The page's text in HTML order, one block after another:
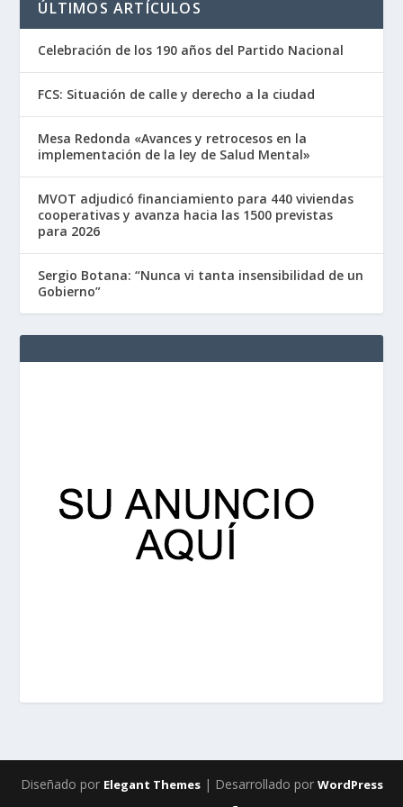
ÚLTIMOS ARTÍCULOS
Celebración de los 190 años del Partido Nacional
FCS: Situación de calle y derecho a la ciudad
Mesa Redonda «Avances y retrocesos en la
implementación de la ley de Salud Mental»
MVOT adjudicó financiamiento para 440 viviendas
cooperativas y avanza hacia las 1500 previstas
para 2026
Sergio Botana: “Nunca vi tanta insensibilidad de un
Gobierno”
Diseñado por Elegant Themes| Desarrollado por WordPress